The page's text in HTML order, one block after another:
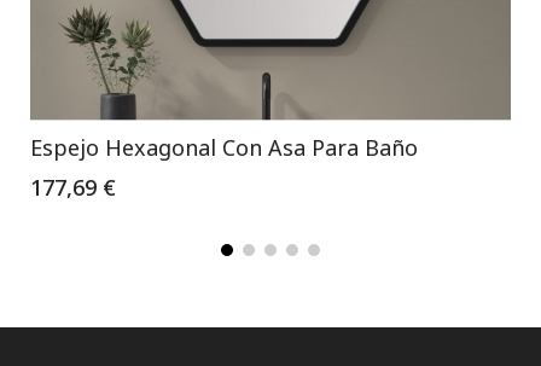
Espejo Hexagonal Con Asa Para Baño
177,69 €